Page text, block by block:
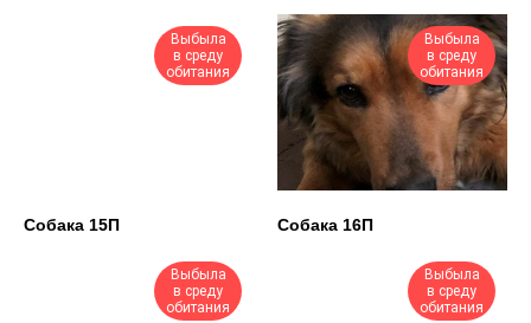
Архив приюта г.
владельца г. Анадырь
Выбыла
в среду
обитания
Собака 15П
Выбыла
в среду
обитания
Собака 16П
Выбыла
в среду
обитания
Выбыла
в среду
обитания